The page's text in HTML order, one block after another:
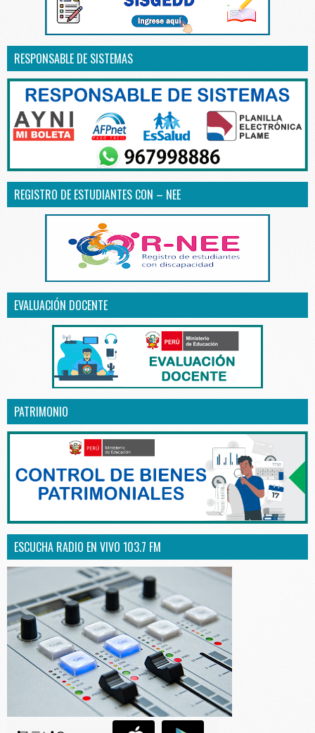
RESPONSABLE DE SISTEMAS
REGISTRO DE ESTUDIANTES CON – NEE
EVALUACIÓN DOCENTE
PATRIMONIO
ESCUCHA RADIO EN VIVO 103.7 FM